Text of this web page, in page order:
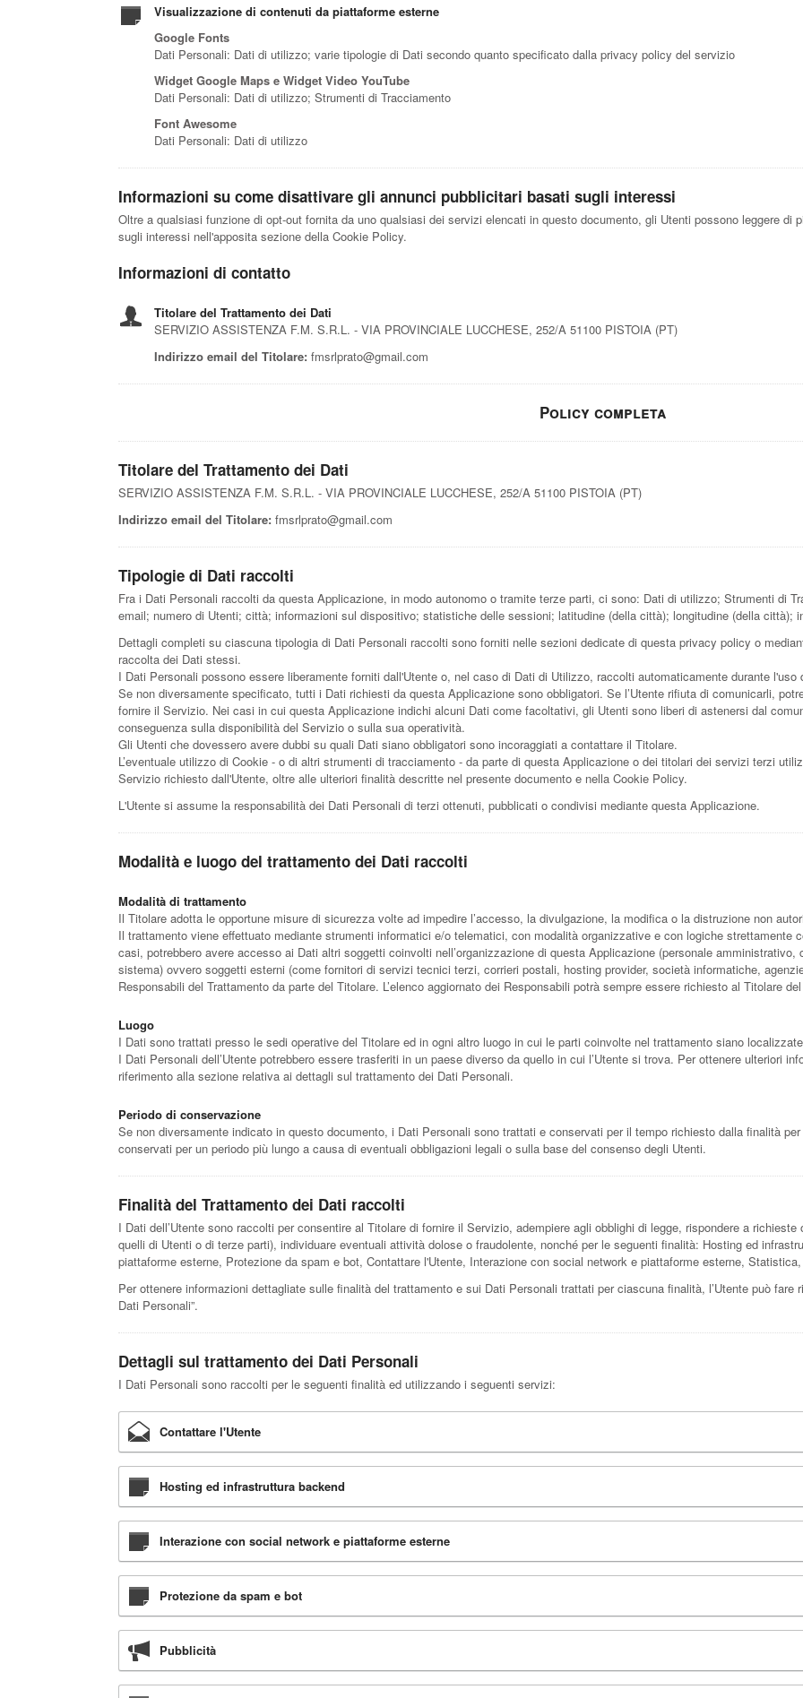
Visualizzazione di contenuti da piattaforme esterne
Google Fonts
Dati Personali: Dati di utilizzo; varie tipologie di Dati secondo quanto specificato dalla privacy policy del servizio
Widget Google Maps e Widget Video YouTube
Dati Personali: Dati di utilizzo; Strumenti di Tracciamento
Font Awesome
Dati Personali: Dati di utilizzo
Informazioni su come disattivare gli annunci pubblicitari basati sugli interessi
Oltre a qualsiasi funzione di opt-out fornita da uno qualsiasi dei servizi elencati in questo documento, gli Utenti possono leggere di
sugli interessi nell'apposita sezione della Cookie Policy.
Informazioni di contatto
Titolare del Trattamento dei Dati
SERVIZIO ASSISTENZA F.M. S.R.L. - VIA PROVINCIALE LUCCHESE, 252/A 51100 PISTOIA (PT)
Indirizzo email del Titolare: fmsrlprato@gmail.com
Policy completa
Titolare del Trattamento dei Dati
SERVIZIO ASSISTENZA F.M. S.R.L. - VIA PROVINCIALE LUCCHESE, 252/A 51100 PISTOIA (PT)
Indirizzo email del Titolare: fmsrlprato@gmail.com
Tipologie di Dati raccolti
Fra i Dati Personali raccolti da questa Applicazione, in modo autonomo o tramite terze parti, ci sono: Dati di utilizzo; Strumenti di
email; numero di Utenti; città; informazioni sul dispositivo; statistiche delle sessioni; latitudine (della città); longitudine (della città);
Dettagli completi su ciascuna tipologia di Dati Personali raccolti sono forniti nelle sezioni dedicate di questa privacy policy o
raccolta dei Dati stessi.
I Dati Personali possono essere liberamente forniti dall'Utente o, nel caso di Dati di Utilizzo, raccolti automaticamente durante l'uso
Se non diversamente specificato, tutti i Dati richiesti da questa Applicazione sono obbligatori. Se l’Utente rifiuta di comunicarli,
fornire il Servizio. Nei casi in cui questa Applicazione indichi alcuni Dati come facoltativi, gli Utenti sono liberi di astenersi dal
conseguenza sulla disponibilità del Servizio o sulla sua operatività.
Gli Utenti che dovessero avere dubbi su quali Dati siano obbligatori sono incoraggiati a contattare il Titolare.
L’eventuale utilizzo di Cookie - o di altri strumenti di tracciamento - da parte di questa Applicazione o dei titolari dei servizi terzi
Servizio richiesto dall'Utente, oltre alle ulteriori finalità descritte nel presente documento e nella Cookie Policy.
L'Utente si assume la responsabilità dei Dati Personali di terzi ottenuti, pubblicati o condivisi mediante questa Applicazione.
Modalità e luogo del trattamento dei Dati raccolti
Modalità di trattamento
Il Titolare adotta le opportune misure di sicurezza volte ad impedire l’accesso, la divulgazione, la modifica o la distruzione non
Il trattamento viene effettuato mediante strumenti informatici e/o telematici, con modalità organizzative e con logiche strettamente
casi, potrebbero avere accesso ai Dati altri soggetti coinvolti nell’organizzazione di questa Applicazione (personale
sistema) ovvero soggetti esterni (come fornitori di servizi tecnici terzi, corrieri postali, hosting provider, società informatiche,
Responsabili del Trattamento da parte del Titolare. L’elenco aggiornato dei Responsabili potrà sempre essere richiesto al Titolare
Luogo
I Dati sono trattati presso le sedi operative del Titolare ed in ogni altro luogo in cui le parti coinvolte nel trattamento siano
I Dati Personali dell’Utente potrebbero essere trasferiti in un paese diverso da quello in cui l’Utente si trova. Per ottenere ulteriori
riferimento alla sezione relativa ai dettagli sul trattamento dei Dati Personali.
Periodo di conservazione
Se non diversamente indicato in questo documento, i Dati Personali sono trattati e conservati per il tempo richiesto dalla finalità
conservati per un periodo più lungo a causa di eventuali obbligazioni legali o sulla base del consenso degli Utenti.
Finalità del Trattamento dei Dati raccolti
I Dati dell’Utente sono raccolti per consentire al Titolare di fornire il Servizio, adempiere agli obblighi di legge, rispondere a
quelli di Utenti o di terze parti), individuare eventuali attività dolose o fraudolente, nonché per le seguenti finalità: Hosting ed
piattaforme esterne, Protezione da spam e bot, Contattare l'Utente, Interazione con social network e piattaforme esterne,
Per ottenere informazioni dettagliate sulle finalità del trattamento e sui Dati Personali trattati per ciascuna finalità, l’Utente può fare
Dati Personali”.
Dettagli sul trattamento dei Dati Personali
I Dati Personali sono raccolti per le seguenti finalità ed utilizzando i seguenti servizi:
Contattare l'Utente
Hosting ed infrastruttura backend
Interazione con social network e piattaforme esterne
Protezione da spam e bot
Pubblicità